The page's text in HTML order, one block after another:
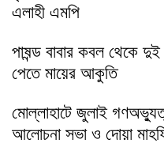
এলাহী এমপি
পাষন্ড বাবার কবল থেকে
পেতে মায়ের আকুতি
মোল্লাহাটে জুলাই
আলোচনা সভা ও দোয়া